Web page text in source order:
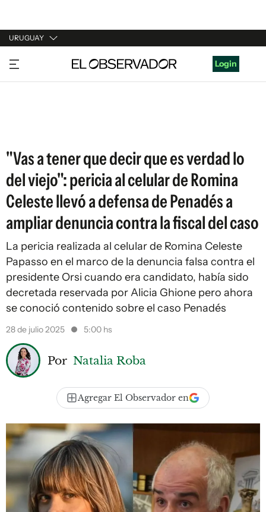
URUGUAY
URUGUAY
ARGENTINA
Login
"Vas a tener que decir que es verdad lo
del viejo": pericia al celular de Romina
Celeste llevó a defensa de Penadés a
ampliar denuncia contra la fiscal del caso
La pericia realizada al celular de Romina Celeste
Papasso en el marco de la denuncia falsa contra el
presidente Orsi cuando era candidato, había sido
decretada reservada por Alicia Ghione pero ahora
se conoció contenido sobre el caso Penadés
28 de julio 2025 5:00 hs
Por Natalia Roba
Agregar El Observador en